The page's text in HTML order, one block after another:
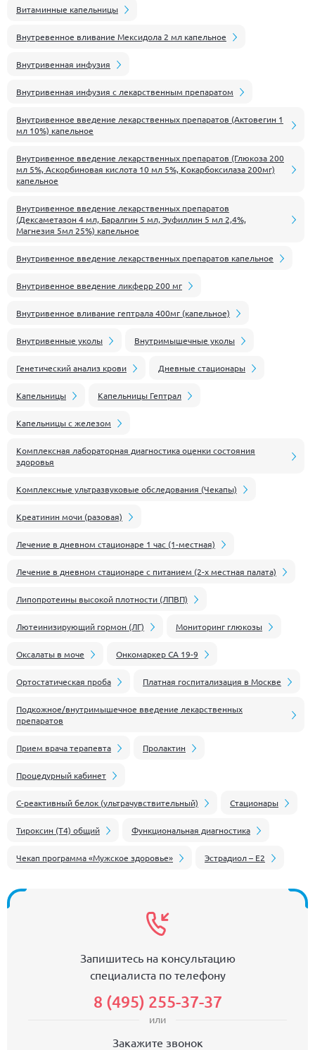
Витаминные капельницы
Внутревенное вливание Мексидола 2 мл капельное
Внутривенная инфузия
Внутривенная инфузия с лекарственным препаратом
Внутривенное введение лекарственных препаратов (Актовегин 1
мл 10%) капельное
Внутривенное введение лекарственных препаратов (Глюкоза 200
мл 5%, Аскорбиновая кислота 10 мл 5%, Кокарбоксилаза 200мг)
капельное
Внутривенное введение лекарственных препаратов
(Дексаметазон 4 мл, Баралгин 5 мл, Эуфиллин 5 мл 2,4%,
Магнезия 5мл 25%) капельное
Внутривенное введение лекарственных препаратов капельное
Внутривенное введение ликферр 200 мг
Внутривенное вливание гептрала 400мг (капельное)
Внутривенные уколы Внутримышечные уколы
Генетический анализ крови Дневные стационары
Капельницы Капельницы Гептрал
Капельницы с железом
Комплексная лабораторная диагностика оценки состояния
здоровья
Комплексные ультразвуковые обследования (Чекапы)
Креатинин мочи (разовая)
Лечение в дневном стационаре 1 час (1-местная)
Лечение в дневном стационаре с питанием (2-х местная палата)
Липопротеины высокой плотности (ЛПВП)
Лютеинизирующий гормон (ЛГ) Мониторинг глюкозы
Оксалаты в моче Онкомаркер CA 19-9
Ортостатическая проба Платная госпитализация в Москве
Подкожное/внутримышечное введение лекарственных
препаратов
Прием врача терапевта Пролактин
Процедурный кабинет
С-реактивный белок (ультрачувствительный) Стационары
Тироксин (Т4) общий Функциональная диагностика
Чекап программа «Мужское здоровье» Эстрадиол – Е2
Запишитесь на консультацию
специалиста по телефону
8 (495) 255-37-37
или
Закажите звонок